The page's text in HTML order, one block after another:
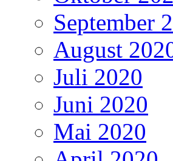
September
August
Juli 2020
Juni 2020
Mai 2020